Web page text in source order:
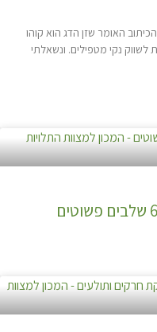
האומר שזן הדג הוא קוהו
לשווק נקי מטפילים. ונשאלתי